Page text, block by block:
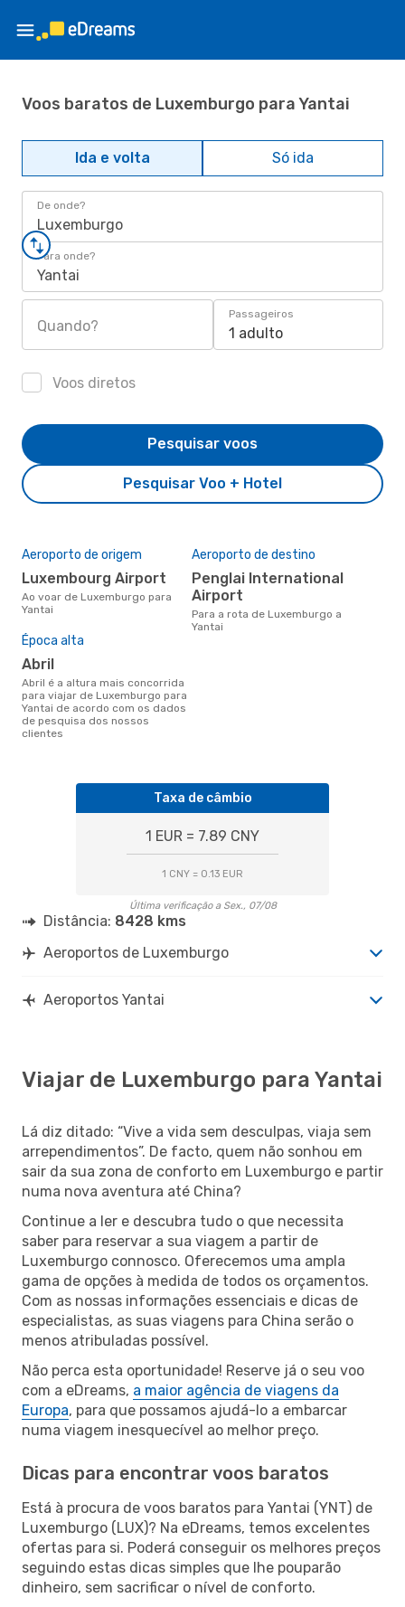
Voos baratos de Luxemburgo para Yantai
Ida e volta Só ida
De onde?
Luxemburgo
Para onde?
Yantai
Quando?
Passageiros
1 adulto
Voos diretos
Pesquisar Voo + Hotel
Pesquisar voos
Aeroporto de origem
Luxembourg Airport
Ao voar de Luxemburgo para
Yantai
Aeroporto de destino
Penglai International
Airport
Para a rota de Luxemburgo a
Yantai
Época alta
abril
abril é a altura mais concorrida
para viajar de Luxemburgo para
Yantai de acordo com os dados
de pesquisa dos nossos
clientes
Taxa de câmbio
1 EUR = 7.89 CNY
1 CNY = 0.13 EUR
Última verificação a Sex., 07/08
Distância: 8428 kms
Aeroportos de Luxemburgo
Aeroportos Yantai
Viajar de Luxemburgo para Yantai
Lá diz ditado: “Vive a vida sem desculpas, viaja sem
arrependimentos”. De facto, quem não sonhou em
sair da sua zona de conforto em Luxemburgo e partir
numa nova aventura até China?
Continue a ler e descubra tudo o que necessita
saber para reservar a sua viagem a partir de
Luxemburgo connosco. Oferecemos uma ampla
gama de opções à medida de todos os orçamentos.
Com as nossas informações essenciais e dicas de
especialistas, as suas viagens para China serão o
menos atribuladas possível.
Não perca esta oportunidade! Reserve já o seu voo
com a eDreams, a maior agência de viagens da
Europa, para que possamos ajudá-lo a embarcar
numa viagem inesquecível ao melhor preço.
Dicas para encontrar voos baratos
Está à procura de voos baratos para Yantai (YNT) de
Luxemburgo (LUX)? Na eDreams, temos excelentes
ofertas para si. Poderá conseguir os melhores preços
seguindo estas dicas simples que lhe pouparão
dinheiro, sem sacrificar o nível de conforto.